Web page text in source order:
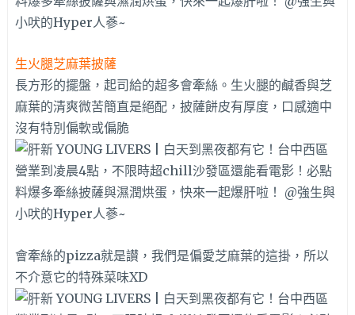
生火腿芝麻葉披薩
長方形的擺盤，起司給的超多會牽絲。生火腿的鹹香與芝
麻葉的清爽微苦簡直是絕配，披薩餅皮有厚度，口感適中
沒有特別偏軟或偏脆
會牽絲的pizza就是讃，我們是偏愛芝麻葉的這掛，所以
不介意它的特殊菜味XD